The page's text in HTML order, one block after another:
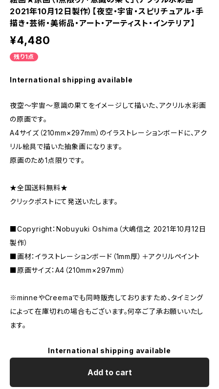
2021年10月12日製作）【夜空・宇宙・スピリチュアル・手
描き・芸術・美術品・アート・アーティスト・インテリア】
¥4,480
残り1点
International shipping available
夜空～宇宙～意識の果てをイメージして描いた、アクリル水彩画
の原画です。
A4サイズ（210mm×297mm）のイラストレーションボードに、アク
リル絵具で描いた抽象画になります。
原画のため1点限りです。
★全国送料無料★
クリックポストにて発送いたします。
■Copyright：Nobuyuki Oshima（大嶋信之 2021年10月12日
製作）
■画材：イラストレーションボード（1mm厚）＋アクリルペイント
■原画サイズ：A4（210mm×297mm）
※minneやCreemaでも同時販売しておりますため、タイミング
によって在庫切れの場合もございます。何卒ご了承お願いいたし
ます。
International shipping available
Add to cart